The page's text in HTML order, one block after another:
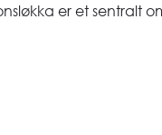
er et sentralt